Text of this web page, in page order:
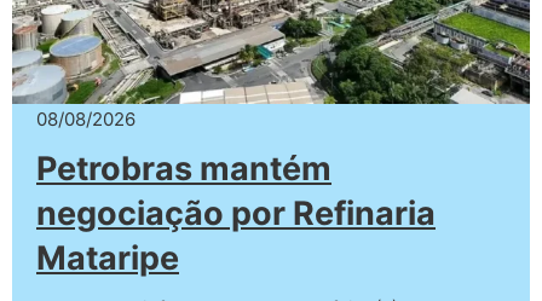
08/08/2026
Petrobras mantém
negociação por Refinaria
Mataripe